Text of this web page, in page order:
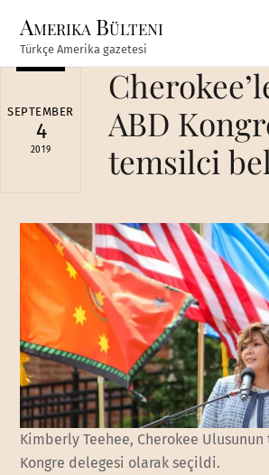
content
Amerika Bülteni
Türkçe Amerika gazetesi
SEPTEMBER
4
2019
ABD
temsilci
Kimberly Teehee, Cherokee
Kongre delegesi olarak seçildi.